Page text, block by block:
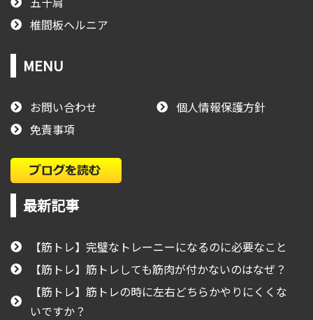
椎間板ヘルニア
MENU
お問い合わせ
個人情報保護方針
免責事項
最新記事
【筋トレ】完璧なトレーニーになるのに必要なこと
【筋トレ】筋トレしても筋肉が付かないのはなぜ？
【筋トレ】筋トレの時に左右どちらかやりにくくな
いですか？